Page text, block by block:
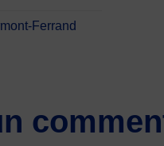
Ferrand